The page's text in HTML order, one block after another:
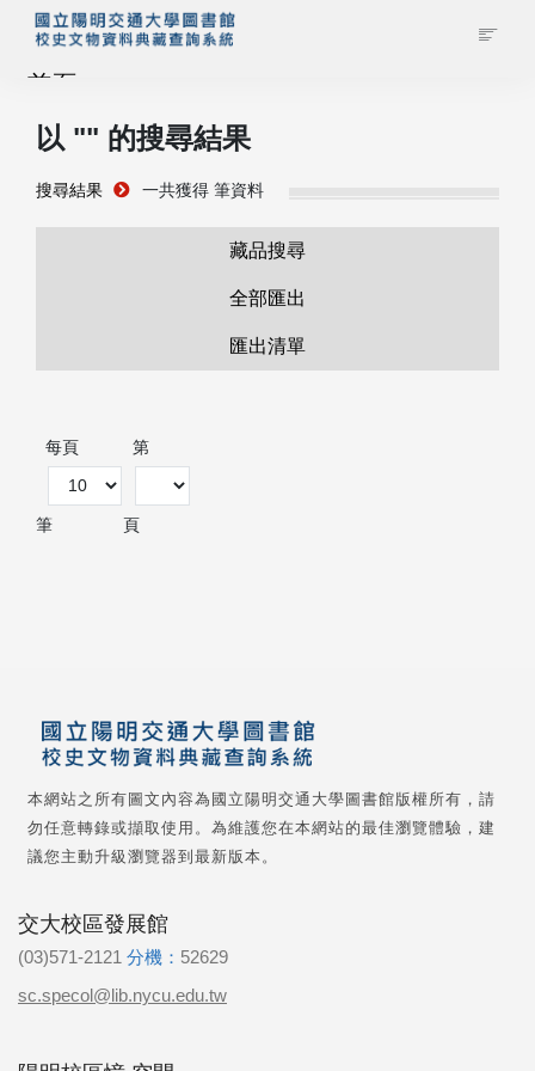
首頁
藏品查詢
以 "" 的搜尋結果
搜尋結果 一共獲得 筆資料
藏品搜尋
全部匯出
匯出清單
每頁
筆
第
頁
本網站之所有圖文內容為國立陽明交通大學圖書館版權所有，請
勿任意轉錄或擷取使用。為維護您在本網站的最佳瀏覽體驗，建
議您主動升級瀏覽器到最新版本。
交大校區發展館
(03)571-2121 分機： 52629
sc.specol@lib.nycu.edu.tw